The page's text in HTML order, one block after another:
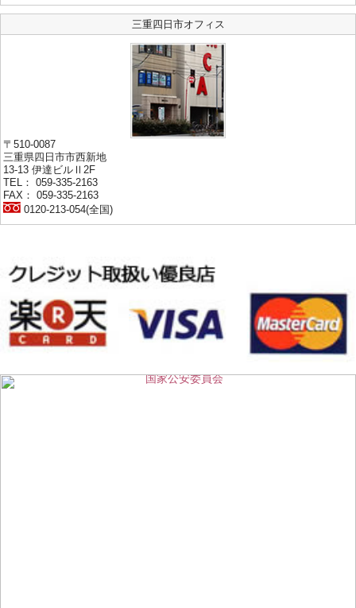
三重四日市オフィス
〒510-0087
三重県四日市市西新地
13-13 伊達ビルⅡ2F
TEL： 059-335-2163
FAX： 059-335-2163
0120-213-054(全国)